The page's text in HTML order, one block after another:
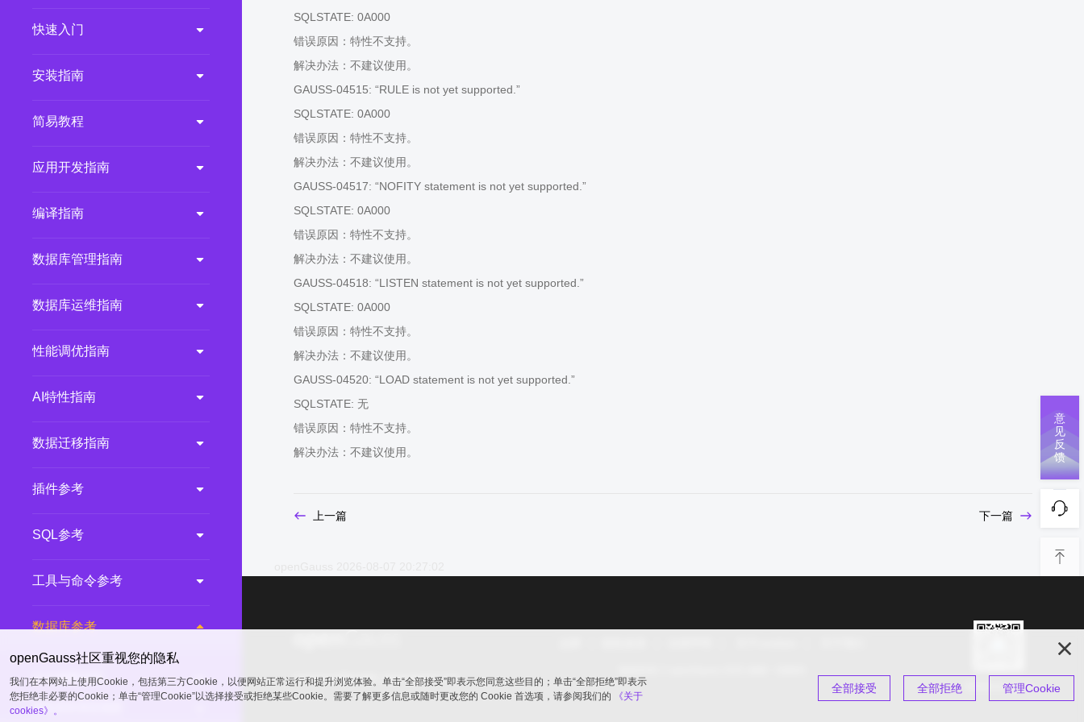
2.0.0 (LTS)
3.1.0 (EOM)
2.0.1 (EOM)
1.0.1 (EOM)
快速入门
安装指南
简易教程
应用开发指南
编译指南
数据库管理指南
数据库运维指南
性能调优指南
AI特性指南
数据迁移指南
插件参考
SQL参考
工具与命令参考
数据库参考
GUC参数说明
系统表和系统视图
SQLSTATE: 0A000
错误原因：特性不支持。
解决办法：不建议使用。
GAUSS-04515: “RULE is not yet supported.”
SQLSTATE: 0A000
错误原因：特性不支持。
解决办法：不建议使用。
GAUSS-04517: “NOFITY statement is not yet supported.”
SQLSTATE: 0A000
错误原因：特性不支持。
解决办法：不建议使用。
GAUSS-04518: “LISTEN statement is not yet supported.”
SQLSTATE: 0A000
错误原因：特性不支持。
解决办法：不建议使用。
GAUSS-04520: “LOAD statement is not yet supported.”
SQLSTATE: 无
错误原因：特性不支持。
解决办法：不建议使用。
上一篇 下一篇
意
见
反
馈
common@public.opengauss.org
扫码关注公众号
openGauss社区重视您的隐私
我们在本网站上使用Cookie，包括第三方Cookie，以便网站正常运行和提升浏览体验。单击“全部接受”即表示您同意这些目的；单击“全部拒绝”即表示
您拒绝非必要的Cookie；单击“管理Cookie”以选择接受或拒绝某些Cookie。需要了解更多信息或随时更改您的 Cookie 首选项，请参阅我们的
《关于
cookies》。
全部接受 全部拒绝 管理Cookie